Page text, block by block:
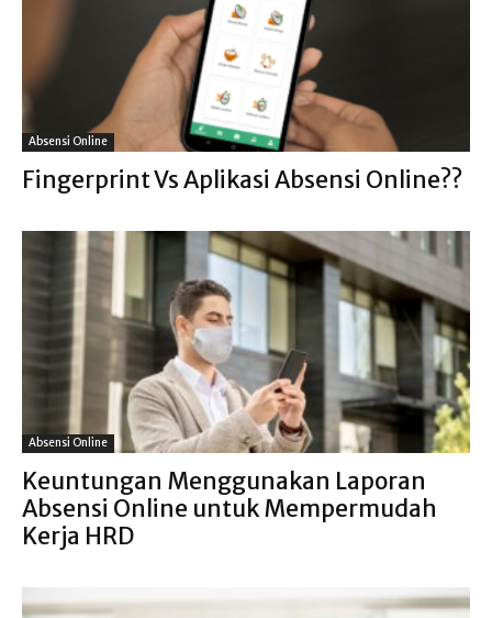
Absensi Online
Fingerprint Vs Aplikasi Absensi Online??
Absensi Online
Keuntungan Menggunakan Laporan
Absensi Online untuk Mempermudah
Kerja HRD